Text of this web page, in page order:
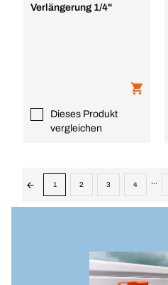
Verlängerung 1/4"
Dieses Produkt
vergleichen
1 2 3 4 ...